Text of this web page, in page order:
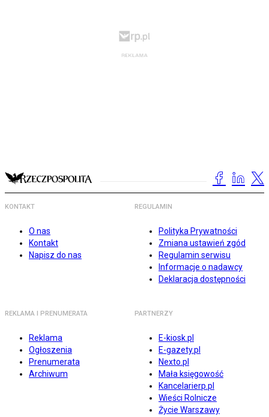
KONTAKT
O nas
Kontakt
Napisz do nas
REGULAMIN
Polityka Prywatności
Zmiana ustawień zgód
Regulamin serwisu
Informacje o nadawcy
Deklaracja dostępności
REKLAMA I PRENUMERATA
Reklama
Ogłoszenia
Prenumerata
Archiwum
PARTNERZY
E-kiosk.pl
E-gazety.pl
Nexto.pl
Mała księgowość
Kancelarierp.pl
Wieści Rolnicze
Życie Warszawy